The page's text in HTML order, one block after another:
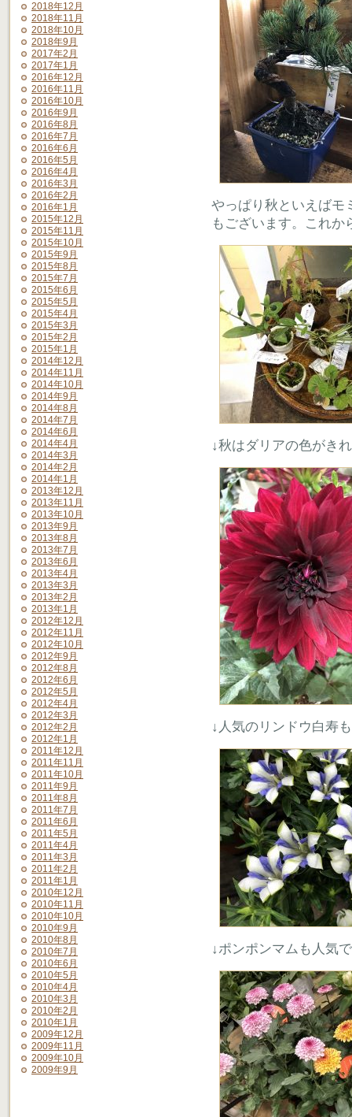
2018年12月
2018年11月
2018年10月
2018年9月
2017年2月
2017年1月
2016年12月
2016年11月
2016年10月
2016年9月
2016年8月
2016年7月
2016年6月
2016年5月
2016年4月
2016年3月
2016年2月
2016年1月
2015年12月
2015年11月
2015年10月
2015年9月
2015年8月
2015年7月
2015年6月
2015年5月
2015年4月
2015年3月
2015年2月
2015年1月
2014年12月
2014年11月
2014年10月
2014年9月
2014年8月
2014年7月
2014年6月
2014年4月
2014年3月
2014年2月
2014年1月
2013年12月
2013年11月
2013年10月
2013年9月
2013年8月
2013年7月
2013年6月
2013年4月
2013年3月
2013年2月
2013年1月
2012年12月
2012年11月
2012年10月
2012年9月
2012年8月
2012年6月
2012年5月
2012年4月
2012年3月
2012年2月
2012年1月
2011年12月
2011年11月
2011年10月
2011年9月
2011年8月
2011年7月
2011年6月
2011年5月
2011年4月
2011年3月
2011年2月
2011年1月
2010年12月
2010年11月
2010年10月
2010年9月
2010年8月
2010年7月
2010年6月
2010年5月
2010年4月
2010年3月
2010年2月
2010年1月
2009年12月
2009年11月
2009年10月
2009年9月
やっぱり秋といえばモ
もございます。これか
↓秋はダリアの色がき
↓人気のリンドウ白寿
↓ポンポンマムも人気